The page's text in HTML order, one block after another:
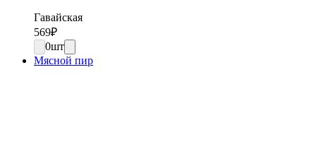
Гавайская
569₽
0шт
Мясной пир